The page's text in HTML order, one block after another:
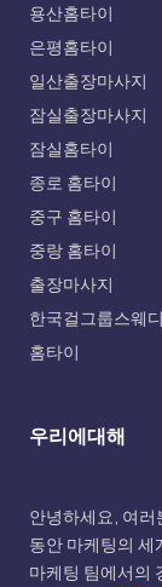
용산홈타이
은평홈타이
일산출장마사지
잠실출장마사지
잠실홈타이
종로 홈타이
중구 홈타이
중랑 홈타이
출장마사지
한국걸그룹스웨
홈타이
우리에대해
안녕하세요, 여러
동안 마케팅의 세
마케팅 팀에서의